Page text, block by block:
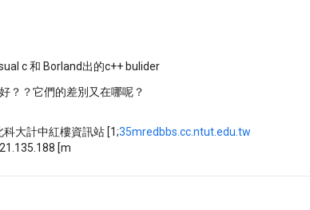
c 和 Borland出的c++ bulider
？？它們的差別又在哪呢？
大計中紅樓資訊站 [1;35mredbbs.cc.ntut.edu.tw
[m